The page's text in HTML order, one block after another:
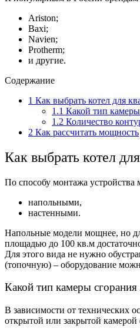
Ariston;
Baxi;
Navien;
Protherm;
и другие.
Содержание
1 Как выбрать котел для
1.1 Какой тип
1.2 Количество
2 Как рассчитать мощность
Как выбрать котел
По способу монтажа устройства
напольными,
настенными.
Напольные модели мощнее, но
площадью до 100 кв.м
Для этого вида не нужно
(топочную) – оборудование
Какой тип камеры
В зависимости от технических
открытой или закрытой камерой